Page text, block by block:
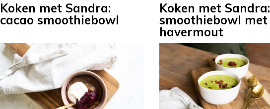
Koken met Sandra:
cacao smoothiebowl
Koken met Sandra:
smoothiebowl met
havermout